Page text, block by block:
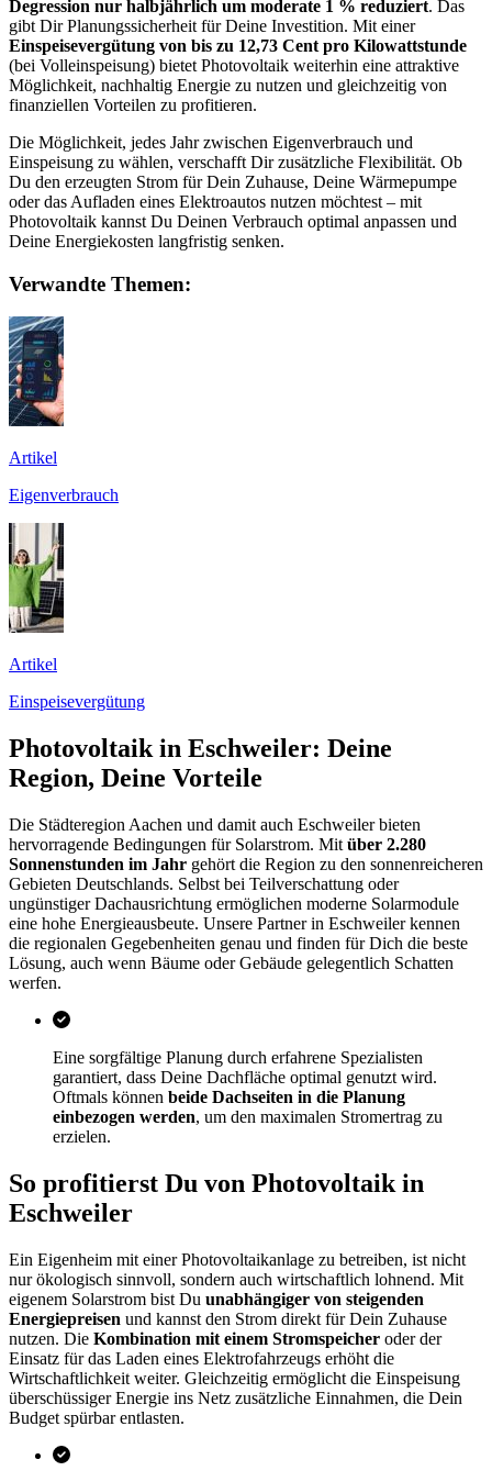
Degression nur halbjährlich um moderate 1 % reduziert. Das
gibt Dir Planungssicherheit für Deine Investition. Mit einer
Einspeisevergütung von bis zu 12,73 Cent pro Kilowattstunde
(bei Volleinspeisung) bietet Photovoltaik weiterhin eine attraktive
Möglichkeit, nachhaltig Energie zu nutzen und gleichzeitig von
finanziellen Vorteilen zu profitieren.
Die Möglichkeit, jedes Jahr zwischen Eigenverbrauch und
Einspeisung zu wählen, verschafft Dir zusätzliche Flexibilität. Ob
Du den erzeugten Strom für Dein Zuhause, Deine Wärmepumpe
oder das Aufladen eines Elektroautos nutzen möchtest – mit
Photovoltaik kannst Du Deinen Verbrauch optimal anpassen und
Deine Energiekosten langfristig senken.
Verwandte Themen:
Artikel
Eigenverbrauch
Artikel
Einspeisevergütung
Photovoltaik in Eschweiler: Deine
Region, Deine Vorteile
Die Städteregion Aachen und damit auch Eschweiler bieten
hervorragende Bedingungen für Solarstrom. Mit über 2.280
Sonnenstunden im Jahr gehört die Region zu den sonnenreicheren
Gebieten Deutschlands. Selbst bei Teilverschattung oder
ungünstiger Dachausrichtung ermöglichen moderne Solarmodule
eine hohe Energieausbeute. Unsere Partner in Eschweiler kennen
die regionalen Gegebenheiten genau und finden für Dich die beste
Lösung, auch wenn Bäume oder Gebäude gelegentlich Schatten
werfen.
Eine sorgfältige Planung durch erfahrene Spezialisten
garantiert, dass Deine Dachfläche optimal genutzt wird.
Oftmals können beide Dachseiten in die Planung
einbezogen werden, um den maximalen Stromertrag zu
erzielen.
So profitierst Du von Photovoltaik in
Eschweiler
Ein Eigenheim mit einer Photovoltaikanlage zu betreiben, ist nicht
nur ökologisch sinnvoll, sondern auch wirtschaftlich lohnend. Mit
eigenem Solarstrom bist Du unabhängiger von steigenden
Energiepreisen und kannst den Strom direkt für Dein Zuhause
nutzen. Die Kombination mit einem Stromspeicher oder der
Einsatz für das Laden eines Elektrofahrzeugs erhöht die
Wirtschaftlichkeit weiter. Gleichzeitig ermöglicht die Einspeisung
überschüssiger Energie ins Netz zusätzliche Einnahmen, die Dein
Budget spürbar entlasten.